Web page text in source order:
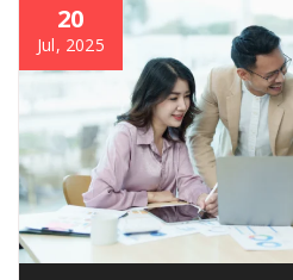
20
Jul, 2025